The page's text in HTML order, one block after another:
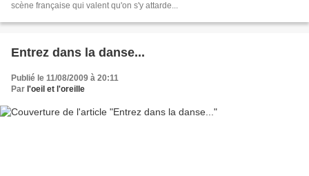
scène française qui valent qu'on s'y attarde...
Entrez dans la danse...
Publié le 11/08/2009 à 20:11
Par l'oeil et l'oreille